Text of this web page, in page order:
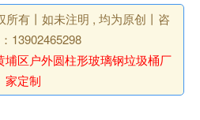
所有丨如未注明 , 均为原创丨咨
13902465298
埔区户外圆柱形玻璃钢垃圾桶厂
家定制